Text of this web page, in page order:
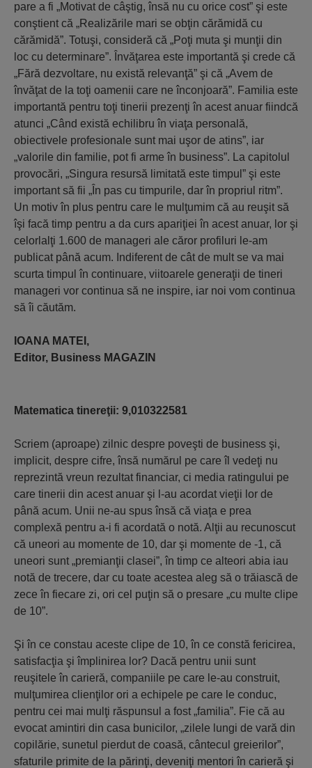
pare a fi „Motivat de câştig, însă nu cu orice cost” şi este
conştient că „Realizările mari se obţin cărămidă cu
cărămidă”. Totuşi, consideră că „Poţi muta şi munţii din
loc cu determinare”. Învăţarea este importantă şi crede că
„Fără dezvoltare, nu există relevanţă” şi că „Avem de
învăţat de la toţi oamenii care ne înconjoară”. Familia este
importantă pentru toţi tinerii prezenţi în acest anuar fiindcă
atunci „Când există echilibru în viaţa personală,
obiectivele profesionale sunt mai uşor de atins”, iar
„valorile din familie, pot fi arme în business”. La capitolul
provocări, „Singura resursă limitată este timpul” şi este
important să fii „În pas cu timpurile, dar în propriul ritm”.
Un motiv în plus pentru care le mulţumim că au reuşit să
îşi facă timp pentru a da curs apariţiei în acest anuar, lor şi
celorlalţi 1.600 de manageri ale căror profiluri le-am
publicat până acum. Indiferent de cât de mult se va mai
scurta timpul în continuare, viitoarele generaţii de tineri
manageri vor continua să ne inspire, iar noi vom continua
să îi căutăm.
IOANA MATEI,
Editor, Business MAGAZIN
Matematica tinereţii: 9,010322581
Scriem (aproape) zilnic despre poveşti de business şi,
implicit, despre cifre, însă numărul pe care îl vedeţi nu
reprezintă vreun rezultat financiar, ci media ratingului pe
care tinerii din acest anuar şi l-au acordat vieţii lor de
până acum. Unii ne-au spus însă că viaţa e prea
complexă pentru a-i fi acordată o notă. Alţii au recunoscut
că uneori au momente de 10, dar şi momente de -1, că
uneori sunt „premianţii clasei”, în timp ce alteori abia iau
notă de trecere, dar cu toate acestea aleg să o trăiască de
zece în fiecare zi, ori cel puţin să o presare „cu multe clipe
de 10”.
Şi în ce constau aceste clipe de 10, în ce constă fericirea,
satisfacţia şi împlinirea lor? Dacă pentru unii sunt
reuşitele în carieră, companiile pe care le-au construit,
mulţumirea clienţilor ori a echipele pe care le conduc,
pentru cei mai mulţi răspunsul a fost „familia”. Fie că au
evocat amintiri din casa bunicilor, „zilele lungi de vară din
copilărie, sunetul pierdut de coasă, cântecul greierilor”,
sfaturile primite de la părinţi, deveniţi mentori în carieră şi